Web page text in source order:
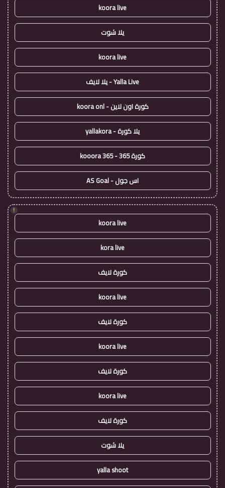
koora live
يلا شوت
koora live
Yalla Live - يلا لايف
كورة اون لاين - koora onl
يلا كورة - yallakora
كورة 365 - kooora 365
اس جول - AS Goal
!
koora live
kora live
كورة لايف
koora live
كورة لايف
koora live
كورة لايف
koora live
كورة لايف
يلا شوت
yalla shoot